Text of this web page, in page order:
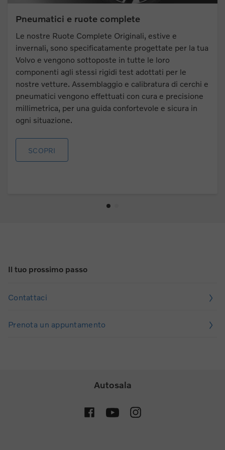
Pneumatici e ruote complete
Le nostre Ruote Complete Originali, estive e
invernali, sono specificatamente progettate per la tua
Volvo e vengono sottoposte in tutte le loro
componenti agli stessi rigidi test adottati per le
nostre vetture. Assemblaggio e calibratura di cerchi e
pneumatici vengono effettuati con cura e precisione
millimetrica, per una guida confortevole e sicura in
ogni situazione.
SCOPRI
Il tuo prossimo passo
Contattaci
Prenota un appuntamento
Autosala